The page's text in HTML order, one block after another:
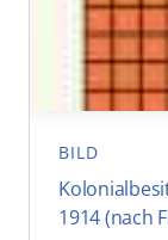
BILD
1914 (nach